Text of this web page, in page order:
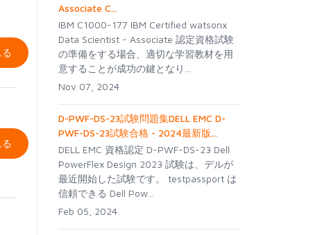
Associate C...
IBM C1000-177 IBM Certified watsonx
Data Scientist - Associate 認定資格試験
の準備をする場合、適切な学習教材を用
意することが成功の鍵となり...
Nov 07, 2024
D-PWF-DS-23試験問題集DELL EMC D-
PWF-DS-23試験合格 - 2024最新版...
DELL EMC 資格認定 D-PWF-DS-23 Dell
PowerFlex Design 2023 試験は、デルが
最近開始した試験です。 testpassport は
信頼できる Dell Pow...
Feb 05, 2024